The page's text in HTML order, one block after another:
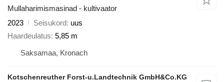
Mullaharimismasinad - kultivaator
2023
Seisukord uus
Haardeulatus 5,85 m
Saksamaa, Kronach
Kotschenreuther Forst-u.Landtechnik GmbH&Co.KG